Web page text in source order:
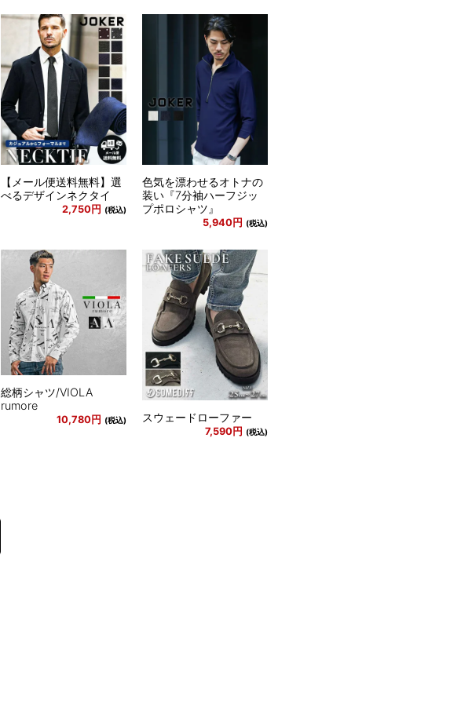
【メール便送料無料】選
べるデザインネクタイ
2,750円 (税込)
色気を漂わせるオトナの
装い『7分袖ハーフジッ
プポロシャツ』
5,940円 (税込)
総柄シャツ/VIOLA
rumore
10,780円 (税込) スウェードローファー
7,590円 (税込)